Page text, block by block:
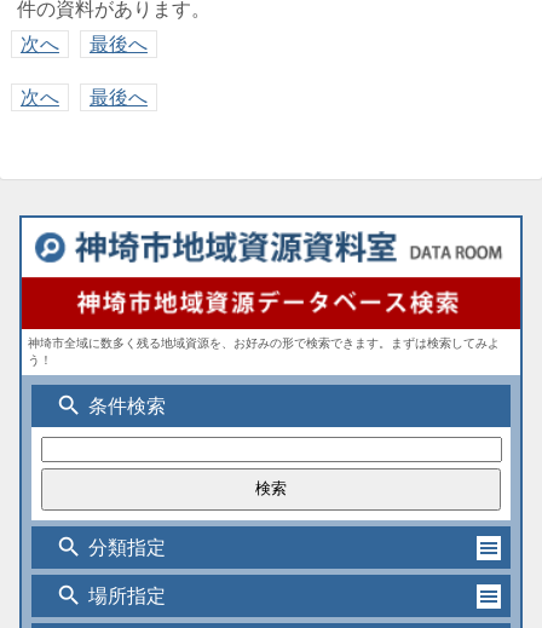
件の資料があります。
次へ
最後へ
次へ 最後へ
神埼市全域に数多く残る地域資源を、お好みの形で検索できます。まずは検索してみよ
う！
search 条件検索
search 分類指定
search 場所指定